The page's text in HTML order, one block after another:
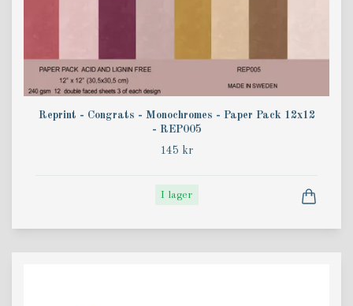
Reprint - Congrats - Monochromes - Paper Pack 12x12
- REP005
145 kr
I lager